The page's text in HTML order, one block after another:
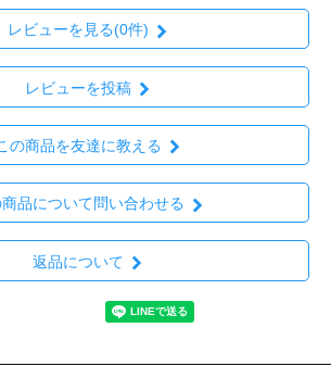
レビューを見る(0件)
レビューを投稿
の商品を友達に教える
品について問い合わせる
返品について